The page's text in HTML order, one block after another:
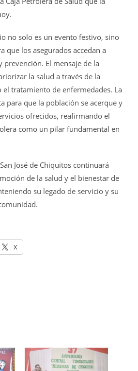
no solo es un evento festivo, sino
que los asegurados accedan a
prevención. El mensaje de la
la salud a través de la
tratamiento de enfermedades. La
para que la población se acerque y
ofrecidos, reafirmando el
como un pilar fundamental en
José de Chiquitos continuará
de la salud y el bienestar de
su legado de servicio y su
X